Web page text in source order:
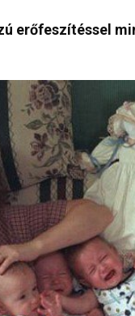
erőfeszítéssel